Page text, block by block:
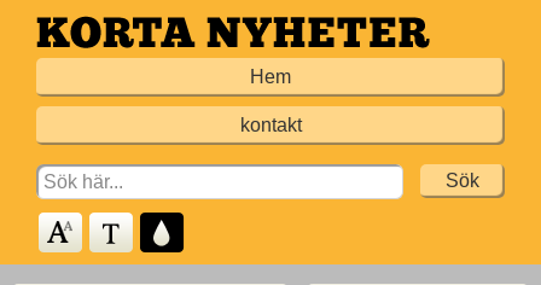
Hoppa
till
Hem
kontakt
Search
for: